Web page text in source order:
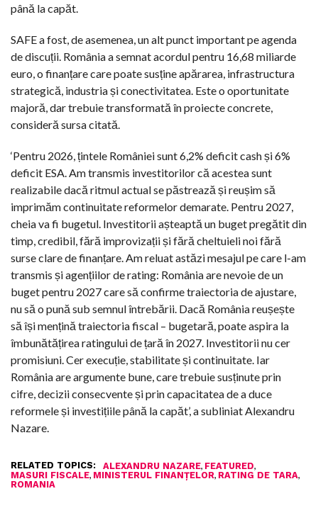
până la capăt.
SAFE a fost, de asemenea, un alt punct important pe agenda
de discuții. România a semnat acordul pentru 16,68 miliarde
euro, o finanțare care poate susține apărarea, infrastructura
strategică, industria și conectivitatea. Este o oportunitate
majoră, dar trebuie transformată în proiecte concrete,
consideră sursa citată.
‘Pentru 2026, țintele României sunt 6,2% deficit cash și 6%
deficit ESA. Am transmis investitorilor că acestea sunt
realizabile dacă ritmul actual se păstrează și reușim să
imprimăm continuitate reformelor demarate. Pentru 2027,
cheia va fi bugetul. Investitorii așteaptă un buget pregătit din
timp, credibil, fără improvizații și fără cheltuieli noi fără
surse clare de finanțare. Am reluat astăzi mesajul pe care l-am
transmis și agențiilor de rating: România are nevoie de un
buget pentru 2027 care să confirme traiectoria de ajustare,
nu să o pună sub semnul întrebării. Dacă România reușește
să își mențină traiectoria fiscal – bugetară, poate aspira la
îmbunătățirea ratingului de țară în 2027. Investitorii nu cer
promisiuni. Cer execuție, stabilitate și continuitate. Iar
România are argumente bune, care trebuie susținute prin
cifre, decizii consecvente și prin capacitatea de a duce
reformele și investițiile până la capăt’, a subliniat Alexandru
Nazare.
RELATED TOPICS: ALEXANDRU NAZARE, FEATURED,
MASURI FISCALE, MINISTERUL FINANŢELOR, RATING DE TARA,
ROMANIA